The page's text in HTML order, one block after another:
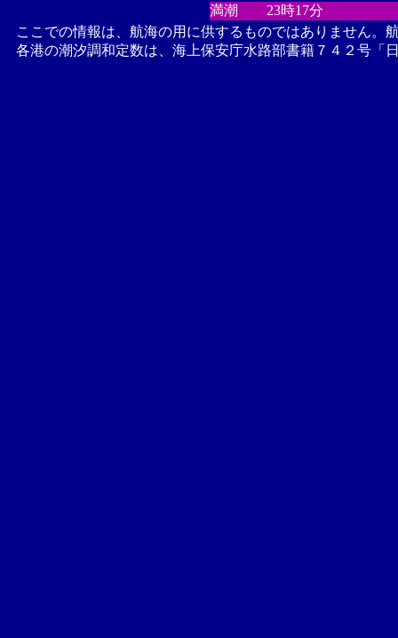
満潮
23時17分
ここでの情報は、航海の用に供するものではありません。
各港の潮汐調和定数は、海上保安庁水路部書籍７４２号「